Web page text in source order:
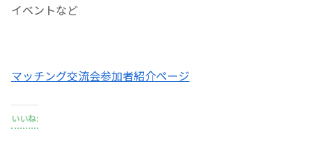
イベントなど
マッチング交流会参加者紹介ページ
いいね: